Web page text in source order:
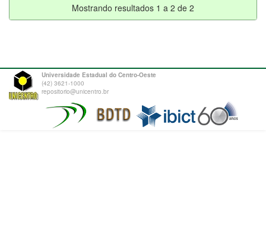
Mostrando resultados 1 a 2 de 2
Universidade Estadual do Centro-Oeste
(42) 3621-1000
repositorio@unicentro.br